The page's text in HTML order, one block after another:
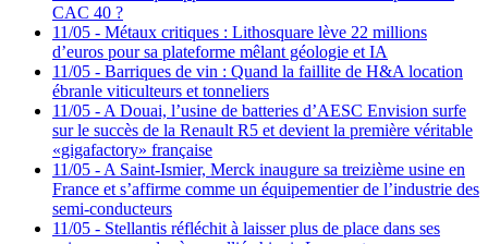
CAC 40 ?
11/05 - Métaux critiques : Lithosquare lève 22 millions
d’euros pour sa plateforme mêlant géologie et IA
11/05 - Barriques de vin : Quand la faillite de H&A location
ébranle viticulteurs et tonneliers
11/05 - A Douai, l’usine de batteries d’AESC Envision surfe
sur le succès de la Renault R5 et devient la première véritable
«gigafactory» française
11/05 - A Saint-Ismier, Merck inaugure sa treizième usine en
France et s’affirme comme un équipementier de l’industrie des
semi-conducteurs
11/05 - Stellantis réfléchit à laisser plus de place dans ses